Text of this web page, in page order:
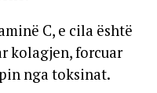
C, e cila është
kolagjen, forcuar
nga toksinat.